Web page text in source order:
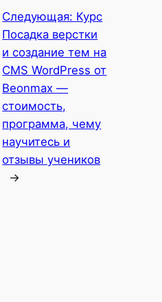
Следующая: Курс
Посадка верстки
и создание тем на
CMS WordPress от
Beonmax —
стоимость,
программа, чему
научитесь и
отзывы учеников
→